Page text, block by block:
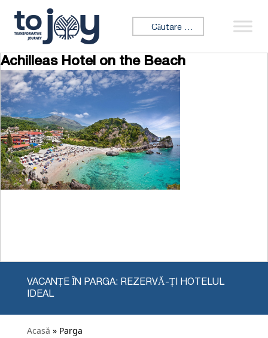
Sari la conținut
Caută:
Achilleas Hotel on the Beach
VACANȚE ÎN PARGA: REZERVĂ-ȚI HOTELUL
IDEAL
Acasă » Parga